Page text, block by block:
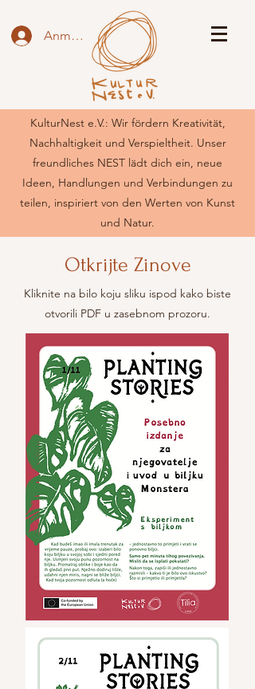
Anmelden
KulturNest e.V.: Wir fördern Kreativität,
Nachhaltigkeit und Verspieltheit. Unser
freundliches NEST lädt dich ein, neue
Ideen, Handlungen und Verbindungen zu
teilen, inspiriert von den Werten von Kunst
und Natur.
Otkrijte Zinove
Kliknite na bilo koju sliku ispod kako biste
otvorili PDF u zasebnom prozoru.